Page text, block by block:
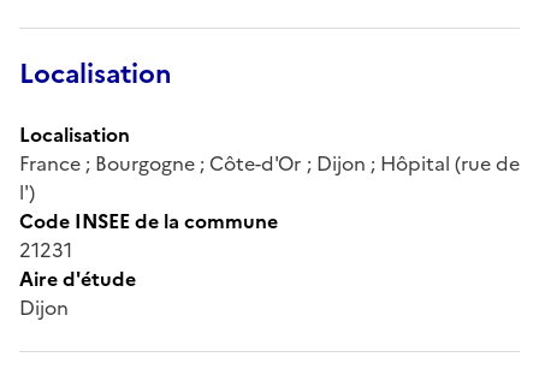
Localisation
Localisation
France ; Bourgogne ; Côte-d'Or ; Dijon ; Hôpital (rue de
l')
Code INSEE de la commune
21231
Aire d'étude
Dijon